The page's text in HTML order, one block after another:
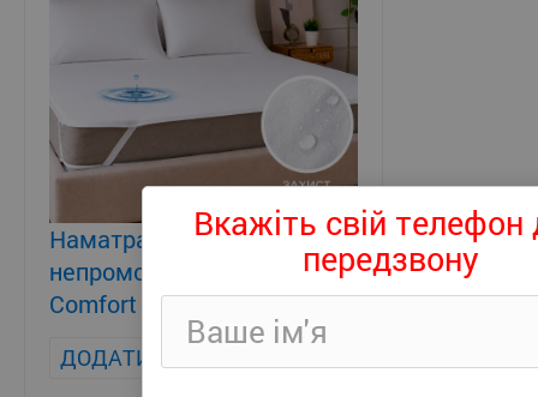
Наматрацник
непромокаючий Persei
Comfort Lite
ДОДАТИ
Вкажіть свій телефон
передзвону